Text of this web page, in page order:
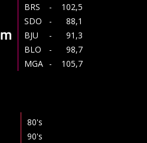
BRS
- 102,5
SDO
- 88,1
BJU
- 91,3
BLO
- 98,7
MGA - 105,7
80's
90's